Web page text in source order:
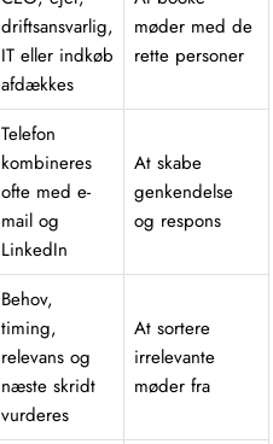
driftsansvarlig,
IT eller indkøb
afdækkes
møder med de
rette personer
Telefon
kombineres
ofte med e-
mail og
LinkedIn
At skabe
genkendelse
og respons
Behov,
timing,
relevans og
næste skridt
vurderes
At sortere
irrelevante
møder fra